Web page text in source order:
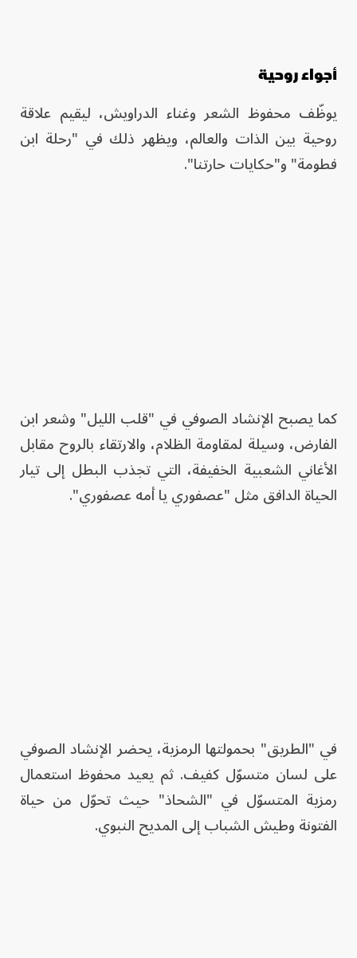
أجواء روحية
يوظّف محفوظ الشعر وغناء الدراويش، ليقيم علاقة
روحية بين الذات والعالم، ويظهر ذلك في "رحلة ابن
فطومة" و"حكايات حارتنا".
كما يصبح الإنشاد الصوفي في "قلب الليل" وشعر ابن
الفارض، وسيلة لمقاومة الظلام، والارتقاء بالروح مقابل
الأغاني الشعبية الخفيفة، التي تجذب البطل إلى تيار
الحياة الدافق مثل "عصفوري يا أمه عصفوري".
في "الطريق" بحمولتها الرمزية، يحضر الإنشاد الصوفي
على لسان متسوّل كفيف. ثم يعيد محفوظ استعمال
رمزية المتسوّل في "الشحاذ" حيث تحوّل من حياة
الفتونة وطيش الشباب إلى المديح النبوي.